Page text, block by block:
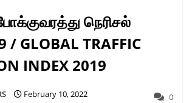
நெரிசல்
/ GLOBAL TRAFFIC
INDEX 2019
February 10, 2022 0